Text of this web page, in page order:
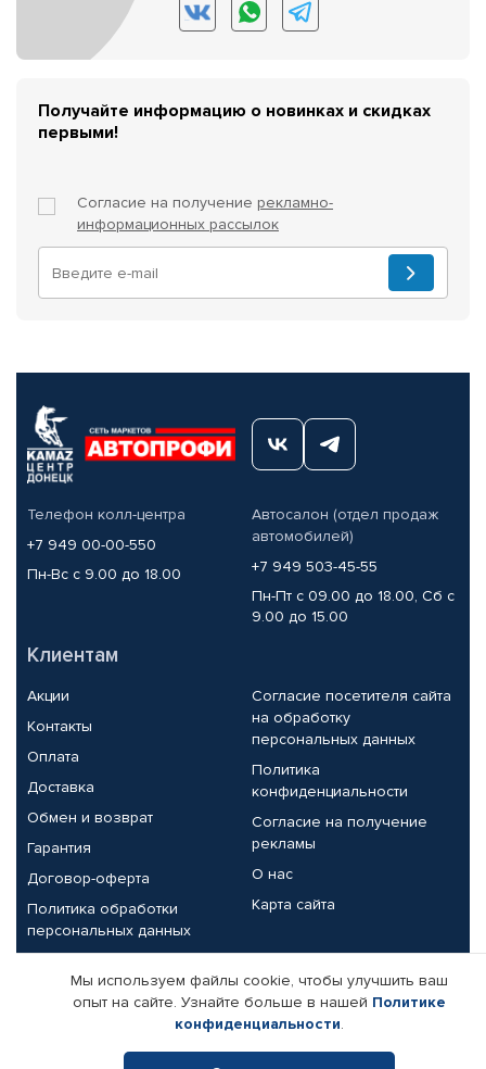
Получайте информацию о новинках и скидках
первыми!
Согласие на получение рекламно-
информационных рассылок
Телефон колл-центра
+7 949 00-00-550
Пн-Вс с 9.00 до 18.00
Автосалон (отдел продаж
автомобилей)
+7 949 503-45-55
Пн-Пт с 09.00 до 18.00, Сб с
9.00 до 15.00
Клиентам
Акции
Контакты
Оплата
Доставка
Обмен и возврат
Гарантия
Договор-оферта
Политика обработки
персональных данных
Согласие посетителя сайта
на обработку
персональных данных
Политика
конфиденциальности
Согласие на получение
рекламы
О нас
Карта сайта
Партнерам
Корпоративным клиентам
Поставщикам
Реквизиты компании
Мы используем файлы cookie, чтобы улучшить ваш
опыт на сайте. Узнайте больше в нашей Политике
конфиденциальности.